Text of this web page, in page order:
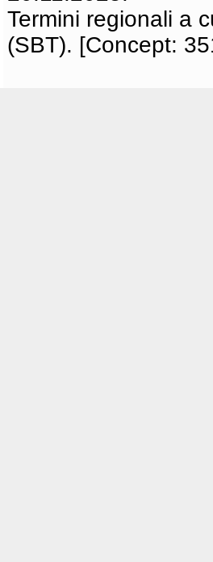
Termini regionali a
(SBT). [Concept: